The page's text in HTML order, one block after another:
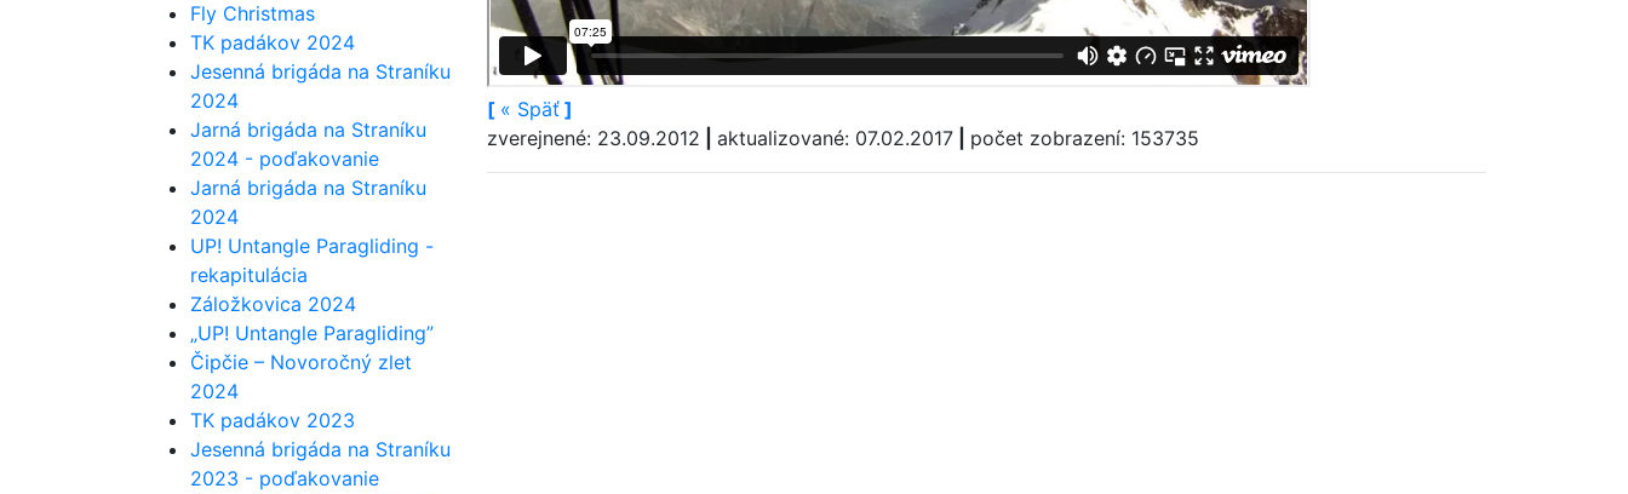
[ « Späť ]
zverejnené: 23.09.2012
aktualizované: 07.02.2017 počet zobrazení: 153735
Fly Christmas
TK padákov 2024
Jesenná brigáda na Straníku
2024
Jarná brigáda na Straníku
2024 - poďakovanie
Jarná brigáda na Straníku
2024
UP! Untangle Paragliding -
rekapitulácia
Záložkovica 2024
„UP! Untangle Paragliding”
Čipčie – Novoročný zlet
2024
TK padákov 2023
Jesenná brigáda na Straníku
2023 - poďakovanie